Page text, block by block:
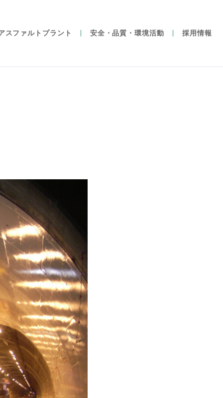
スファルトプラント 安全・品質・環境活動 採用情報